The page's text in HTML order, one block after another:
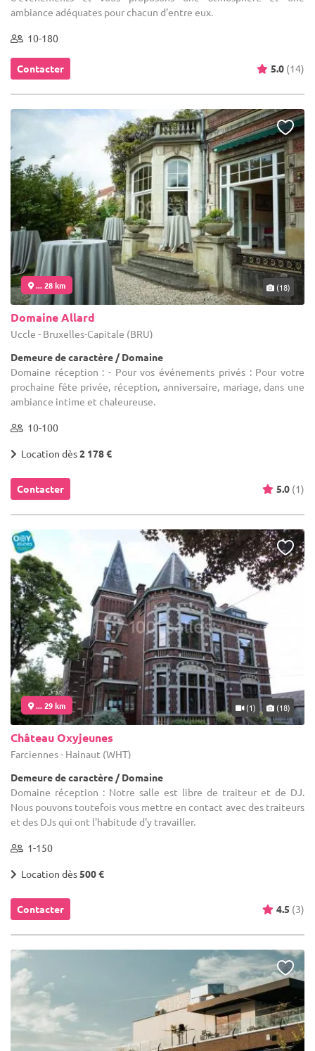
ambiance adéquates pour chacun d’entre eux.
10-180
Contacter 5.0 (14)
... 28 km (18)
Domaine Allard
Uccle - Bruxelles-Capitale (BRU)
Demeure de caractère / Domaine
Domaine réception : - Pour vos événements privés : Pour votre
prochaine fête privée, réception, anniversaire, mariage, dans une
ambiance intime et chaleureuse.
10-100
Location dès2 178 €
Contacter 5.0 (1)
... 29 km (1) (18)
Château Oxyjeunes
Farciennes - Hainaut (WHT)
Demeure de caractère / Domaine
Domaine réception : Notre salle est libre de traiteur et de DJ.
Nous pouvons toutefois vous mettre en contact avec des traiteurs
et des DJs qui ont l'habitude d'y travailler.
1-150
Location dès 500 €
Contacter 4.5 (3)